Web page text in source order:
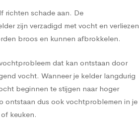
richten schade aan. De
zijn verzadigd met vocht en verliezen
broos en kunnen afbrokkelen.
dat kan ontstaan door
vocht. Wanneer je kelder langdurig
beginnen te stijgen naar hoger
ontstaan dus ook vochtproblemen in je
keuken.